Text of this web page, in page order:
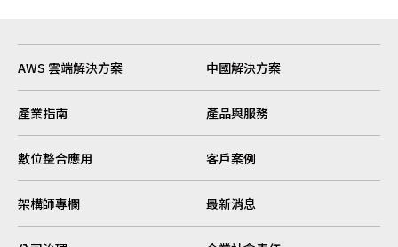
AWS 雲端解決方案 中國解決方案
產業指南 產品與服務
數位整合應用 客戶案例
架構師專欄 最新消息